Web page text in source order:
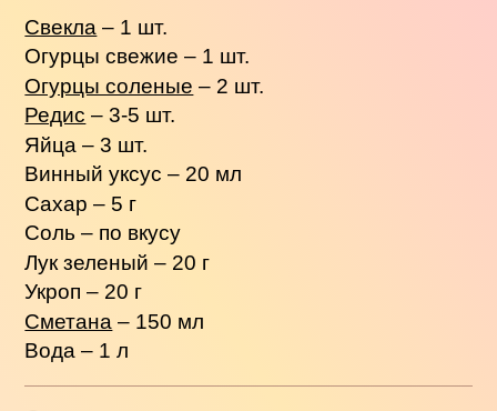
Свекла – 1 шт.
Огурцы свежие – 1 шт.
Огурцы соленые – 2 шт.
Редис – 3-5 шт.
Яйца – 3 шт.
Винный уксус – 20 мл
Сахар – 5 г
Соль – по вкусу
Лук зеленый – 20 г
Укроп – 20 г
Сметана – 150 мл
Вода – 1 л